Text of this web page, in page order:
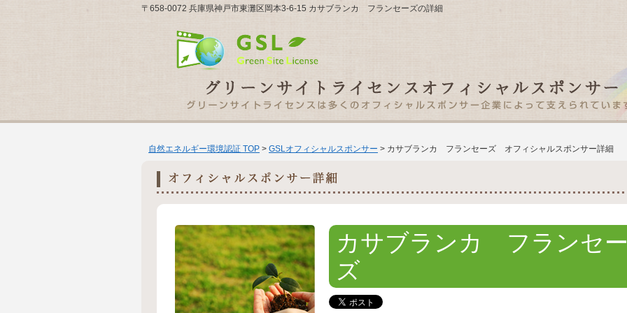
〒658-0072 兵庫県神戸市東灘区岡本3-6-15 カサブランカ フランセーズの詳細
自然エネルギー環境認証 TOP > GSLオフィシャルスポンサー > カサブランカ フランセーズ オフィシャルスポンサー詳細
カサブランカ フランセ
ズ